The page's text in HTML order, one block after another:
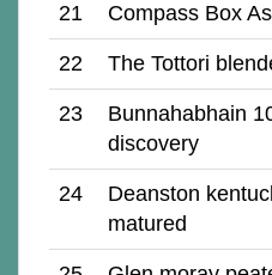
21 Compass Box
22 The Tottori
23
Bunnahabhain
discovery
24
Deanston
matured